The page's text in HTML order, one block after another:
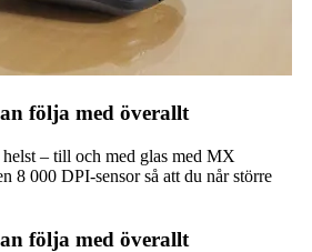
följa med överallt
– till och med glas med MX
8 000 DPI-sensor så att du når större
följa med överallt